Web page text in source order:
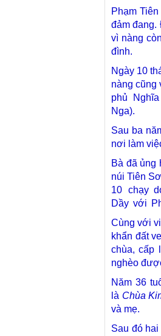
Phạm
đảm
vì nàng
đình.
Ngày 10
nàng cũng
phủ
Nga).
Sau ba
nơi làm
Bà đã ủng
núi Tiên
10 chạy
Dầy với
Cùng với
khẩn đất
chùa, cấp
nghèo
Năm 36
là Chùa
và mẹ.
Sau đó